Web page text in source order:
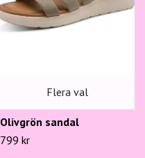
Flera val
Olivgrön sandal
799 kr